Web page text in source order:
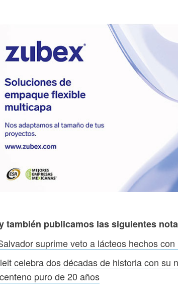
también publicamos las siguientes
suprime veto a lácteos hechos
celebra dos décadas de historia con su
puro de 20 años